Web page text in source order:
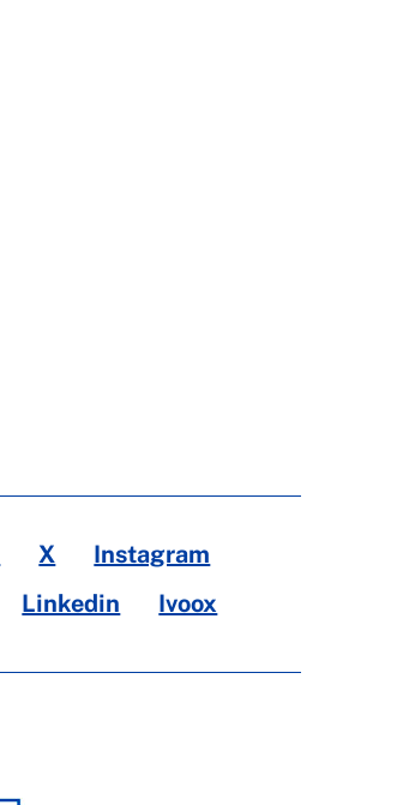
X
Instagram
Linkedin Ivoox